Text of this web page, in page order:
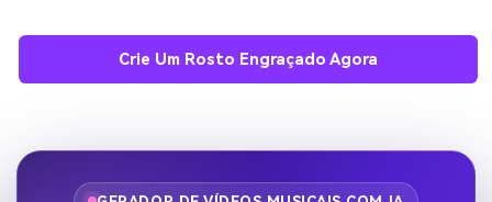
Crie Um Rosto Engraçado Agora